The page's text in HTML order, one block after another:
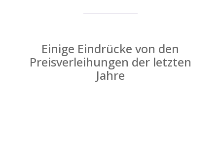
Einige Eindrücke von den
Preisverleihungen der letzten
Jahre